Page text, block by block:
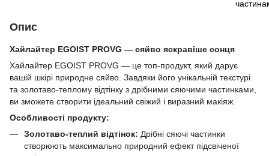
Опис
Хайлайтер EGOIST PROVG — сяйво яскравіше сонця
Хайлайтер EGOIST PROVG — це топ-продукт, який дарує
вашій шкірі природне сяйво. Завдяки його унікальній текстурі
та золотаво-теплому відтінку з дрібними сяючими частинками,
ви зможете створити ідеальний свіжий і виразний макіяж.
Особливості продукту:
Золотаво-теплий відтінок: Дрібні сяючі частинки
створюють максимально природний ефект підсвіченої